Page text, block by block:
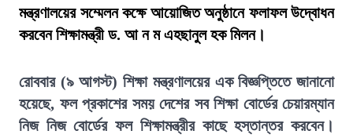
মন্ত্রণালয়ের সম্মেলন কক্ষে আয়োজিত অনুষ্ঠানে ফলাফল উদ্বোধন
করবেন শিক্ষামন্ত্রী ড. আ ন ম এহছানুল হক মিলন।
রোববার (৯ আগস্ট) শিক্ষা মন্ত্রণালয়ের এক বিজ্ঞপ্তিতে জানানো
হয়েছে, ফল প্রকাশের সময় দেশের সব শিক্ষা বোর্ডের চেয়ারম্যান
নিজ নিজ বোর্ডের ফল শিক্ষামন্ত্রীর কাছে হস্তান্তর করবেন।